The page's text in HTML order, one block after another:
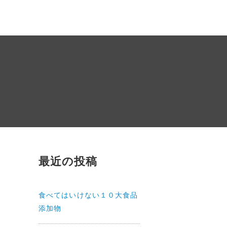
最近の投稿
食べてはいけない１０大食品
添加物